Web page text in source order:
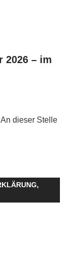
2026 – im
dieser Stelle